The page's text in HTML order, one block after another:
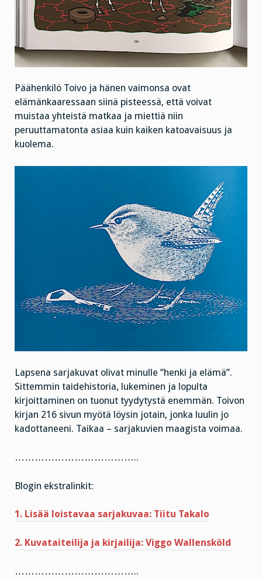
Päähenkilö Toivo ja hänen vaimonsa ovat
elämänkaaressaan siinä pisteessä, että voivat
muistaa yhteistä matkaa ja miettiä niin
peruuttamatonta asiaa kuin kaiken katoavaisuus ja
kuolema.
Lapsena sarjakuvat olivat minulle ”henki ja elämä”.
Sittemmin taidehistoria, lukeminen ja lopulta
kirjoittaminen on tuonut tyydytystä enemmän. Toivon
kirjan 216 sivun myötä löysin jotain, jonka luulin jo
kadottaneeni. Taikaa – sarjakuvien maagista voimaa.
………………………………..
Blogin ekstralinkit:
1. Lisää loistavaa sarjakuvaa: Tiitu Takalo
2. Kuvataiteilija ja kirjailija: Viggo Wallensköld
………………………………..